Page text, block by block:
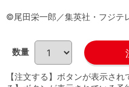
©尾田栄一郎／集英社・フジテ
数量
【注文する】ボタンが表示さ